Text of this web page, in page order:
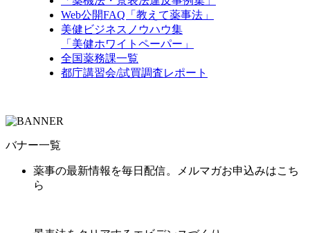
Web公開FAQ「教えて薬事法」
美健ビジネスノウハウ集
「美健ホワイトペーパー」
全国薬務課一覧
都庁講習会/試買調査レポート
バナー一覧
薬事の最新情報を毎日配信。メルマガお申込みはこち
ら